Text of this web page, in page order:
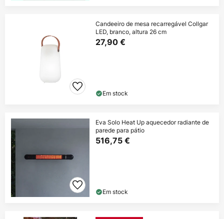
Candeeiro de mesa recarregável Collgar
LED, branco, altura 26 cm
27,90 €
Em stock
Eva Solo Heat Up aquecedor radiante de
parede para pátio
516,75 €
Em stock